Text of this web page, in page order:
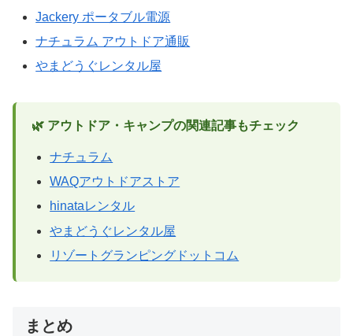
Jackery ポータブル電源
ナチュラム アウトドア通販
やまどうぐレンタル屋
🌿 アウトドア・キャンプの関連記事もチェック
ナチュラム
WAQアウトドアストア
hinataレンタル
やまどうぐレンタル屋
リゾートグランピングドットコム
まとめ